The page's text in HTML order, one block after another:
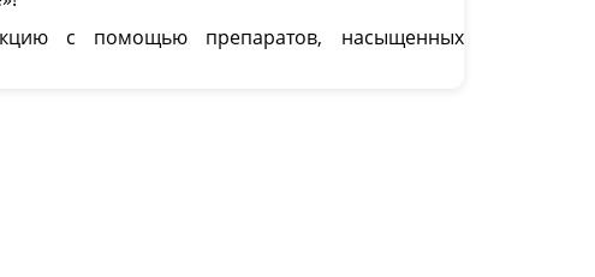
с помощью препаратов, насыщенных